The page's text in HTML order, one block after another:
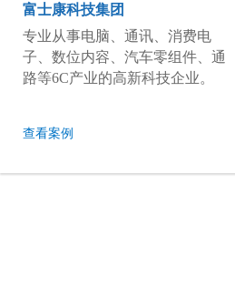
富士康科技集团
专业从事电脑、通讯、消费电
子、数位内容、汽车零组件、通
路等6C产业的高新科技企业。
查看案例